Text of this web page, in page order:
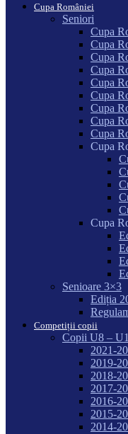
Cupa României
Seniori
Cupa
Cupa
Cupa
Cupa
Cupa
Cupa
Cupa
Cupa
Cupa
Cupa
Cupa
Senioare 3×3
Ediția
Competiții copii
Copii U8 –
2021-
2019-
2018-
2017-
2016-
2015-
2014-